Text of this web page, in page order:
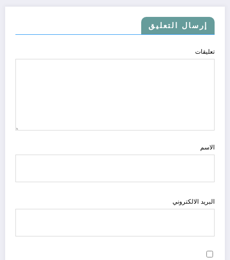
إرسال التعليق
تعليقات
الاسم
البريد الالكتروني